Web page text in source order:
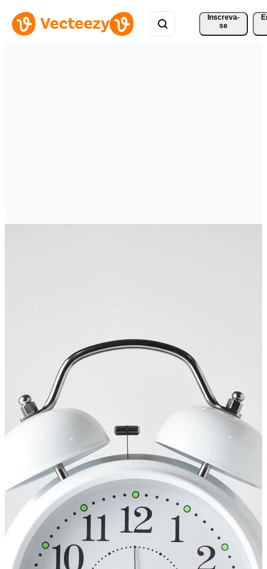
Inscreva-
se